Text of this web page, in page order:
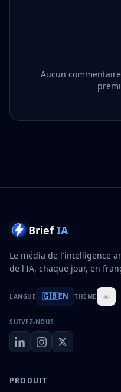
Aucun
Brief IA
Le média de l'intelligence
de l'IA, chaque jour, en
LANGUE 🇬🇧EN THÈME ☀️
SUIVEZ-NOUS
PRODUIT